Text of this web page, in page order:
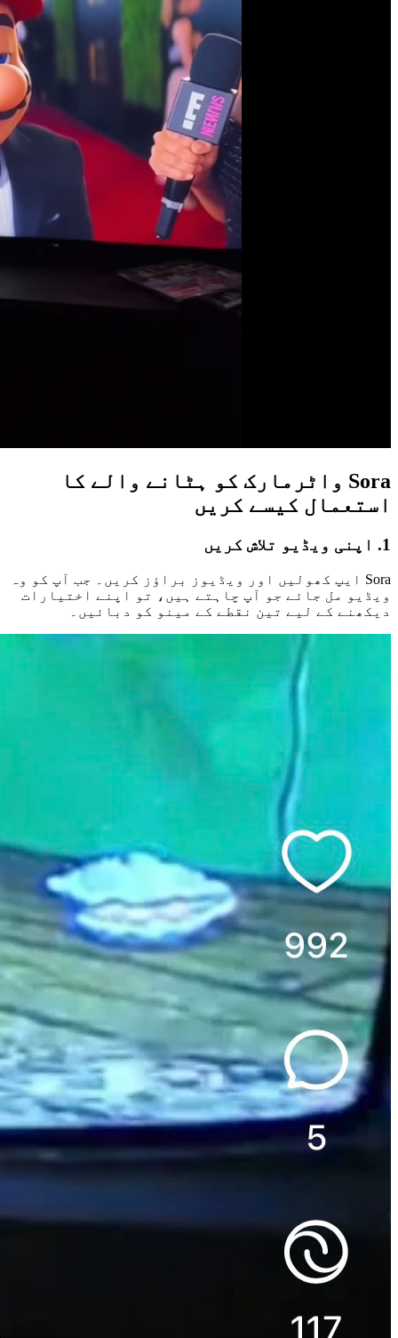
Sora واٹرمارک کو ہٹانے والے کا
استعمال کیسے کریں
1. اپنی ویڈیو تلاش کریں
Sora ایپ کھولیں اور ویڈیوز براؤز کریں۔ جب آپ کو وہ
ویڈیو مل جائے جو آپ چاہتے ہیں، تو اپنے اختیارات
دیکھنے کے لیے تین نقطے کے مینو کو دبائیں۔